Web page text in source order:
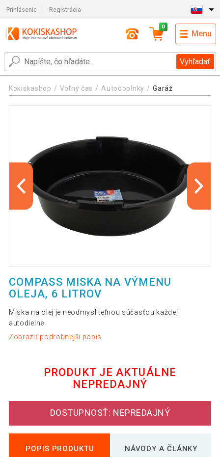
Prihlásenie Registrácia
Vyhľadať
0
Menu
Kokiskashop Voľný čas Autodoplnky Garáž
COMPASS MISKA NA VÝMENU
OLEJA, 6 LITROV
Miska na olej je neodmysliteľnou súčasťou každej
autodielne.
Zobraziť podrobnejší popis
PRODUKT JE AKTUÁLNE
NEPREDAJNÝ
DOSTUPNOSŤ: NEPREDAJNÝ
POPIS PRODUKTU NÁVODY A ČLÁNKY